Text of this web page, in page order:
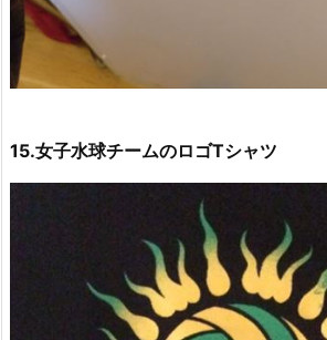
15.女子水球チームのロゴTシャツ